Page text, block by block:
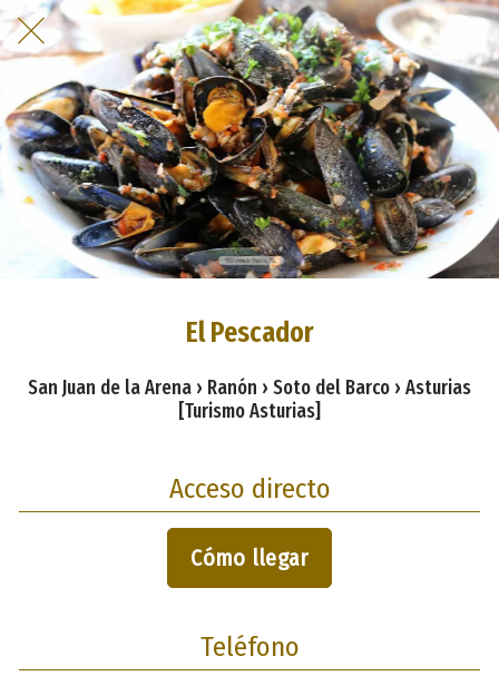
El Pescador
San Juan de la Arena › Ranón › Soto del Barco › Asturias
[Turismo Asturias]
Acceso directo
Cómo llegar
Teléfono